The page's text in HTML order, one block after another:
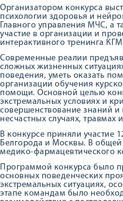
Организатором конкурса
психологии здоровья и
Главного управления МЧС, а
участие в организации и
интерактивного тренинга
Современные реалии
сложных жизненных
поведения, уметь оказать
организации обучения
помощи. Основной целью
экстремальных условиях и
совершенствование знаний
несчастных случаях,
В конкурсе приняли участие
Белгорода и Москвы. В
медико-фармацевтического
Программой конкурса было
основных поведенческих
экстремальных ситуациях,
этапе командам было